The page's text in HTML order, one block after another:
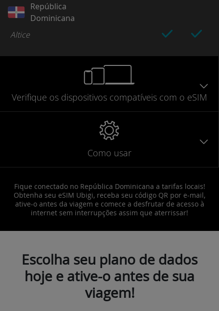
República
Dominicana
Altice
Verifique os dispositivos compatíveis com o eSIM
Como usar
Fique conectado no República Dominicana a tarifas locais!
Obtenha seu eSIM Ubigi, receba seu código QR por e-mail,
ative-o antes da viagem e comece a desfrutar de acesso à
internet sem interrupções assim que aterrissar!
Escolha seu plano de dados
hoje e ative-o antes de sua
viagem!